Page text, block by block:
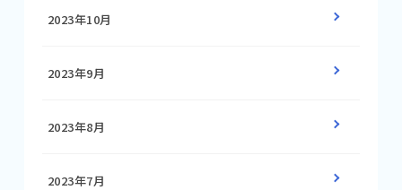
2023年10月
2023年9月
2023年8月
2023年7月